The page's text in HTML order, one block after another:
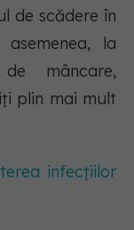
de scădere în
la
mâncare,
plin mai mult
infecțiilor